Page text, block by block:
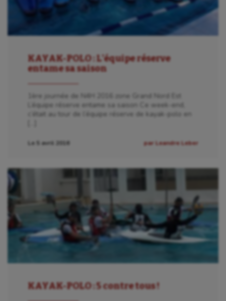
KAYAK-POLO : L’équipe réserve
entame sa saison
1ère journée de N4H 2016 zone Grand Nord Est
L’équipe réserve entame sa saison Ce week-end,
c’était au tour de l’équipe réserve de kayak-polo en
Le 5 avril 2016 par Leandre Leber
KAYAK-POLO : 5 contre tous !